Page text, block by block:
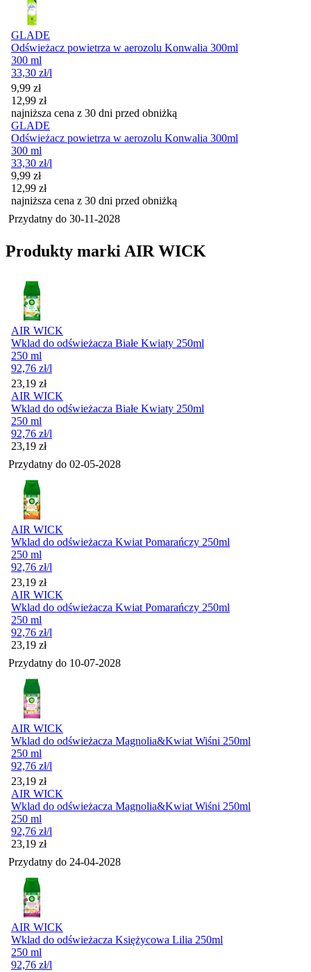
GLADE
Odświeżacz powietrza w aerozolu Konwalia 300ml
300 ml
33,30 zł/l
Cena promocyjna
9,99 zł
12,99 zł
najniższa cena z 30 dni przed obniżką
GLADE
Odświeżacz powietrza w aerozolu Konwalia 300ml
300 ml
33,30 zł/l
Cena promocyjna
9,99 zł
12,99 zł
najniższa cena z 30 dni przed obniżką
Przydatny do 30-11-2028
Produkty marki AIR WICK
AIR WICK
Wklad do odświeżacza Białe Kwiaty 250ml
250 ml
92,76 zł/l
Cena
23,19 zł
AIR WICK
Wklad do odświeżacza Białe Kwiaty 250ml
250 ml
92,76 zł/l
Cena
23,19 zł
Przydatny do 02-05-2028
AIR WICK
Wklad do odświeżacza Kwiat Pomarańczy 250ml
250 ml
92,76 zł/l
Cena
23,19 zł
AIR WICK
Wklad do odświeżacza Kwiat Pomarańczy 250ml
250 ml
92,76 zł/l
Cena
23,19 zł
Przydatny do 10-07-2028
AIR WICK
Wklad do odświeżacza Magnolia&Kwiat Wiśni 250ml
250 ml
92,76 zł/l
Cena
23,19 zł
AIR WICK
Wklad do odświeżacza Magnolia&Kwiat Wiśni 250ml
250 ml
92,76 zł/l
Cena
23,19 zł
Przydatny do 24-04-2028
AIR WICK
Wklad do odświeżacza Księżycowa Lilia 250ml
250 ml
92,76 zł/l